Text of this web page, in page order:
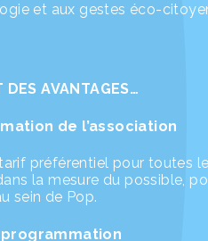
et aux gestes éco-
DES AVANTAGES…
de l’association
tarif préférentiel pour toutes
la mesure du possible,
sein de Pop.